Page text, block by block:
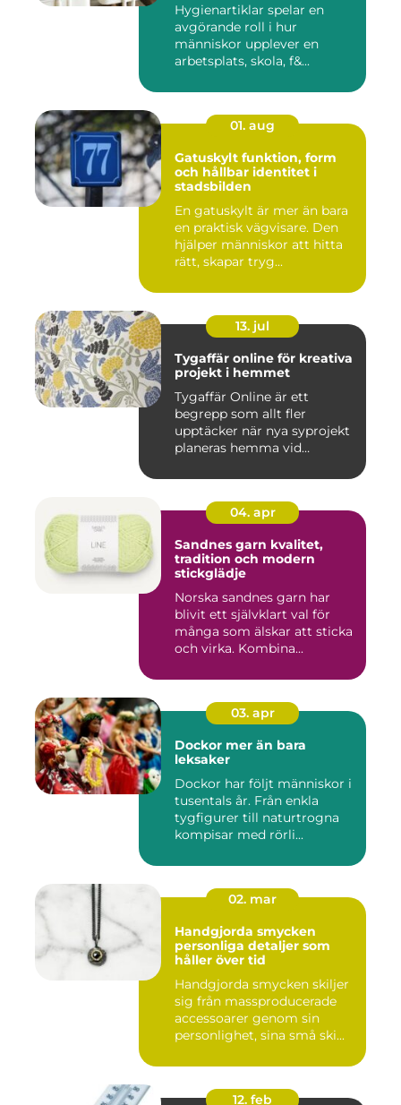
Hygienartiklar spelar en
avgörande roll i hur
människor upplever en
arbetsplats, skola, f&...
01. aug
Gatuskylt funktion, form
och hållbar identitet i
stadsbilden
En gatuskylt är mer än bara
en praktisk vägvisare. Den
hjälper människor att hitta
rätt, skapar tryg...
13. jul
Tygaffär online för kreativa
projekt i hemmet
Tygaffär Online är ett
begrepp som allt fler
upptäcker när nya syprojekt
planeras hemma vid
04. apr
Sandnes garn kvalitet,
tradition och modern
stickglädje
Norska sandnes garn har
blivit ett självklart val för
många som älskar att sticka
och virka. Kombina...
03. apr
Dockor mer än bara
leksaker
Dockor har följt människor i
tusentals år. Från enkla
tygfigurer till naturtrogna
kompisar med rörli...
02. mar
Handgjorda smycken
personliga detaljer som
håller över tid
Handgjorda smycken skiljer
sig från massproducerade
accessoarer genom sin
personlighet, sina små ski...
12. feb